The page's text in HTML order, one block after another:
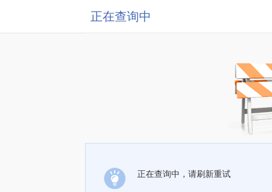
正在查询中
正在查询中，请刷新重试